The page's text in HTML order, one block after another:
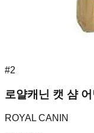
#2
로얄캐닌 캣 샴
ROYAL CANIN